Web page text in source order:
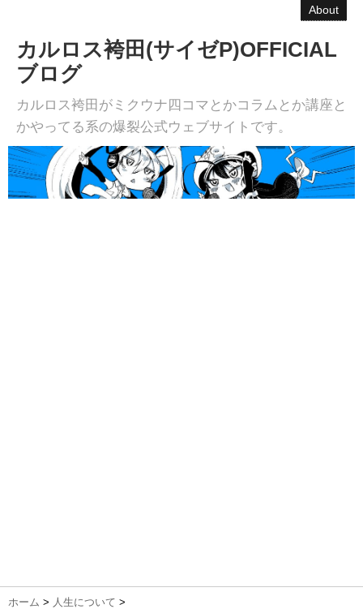
About
カルロス袴田(サイゼP)OFFICIAL
ブログ
カルロス袴田がミクウナ四コマとかコラムとか講座と
かやってる系の爆裂公式ウェブサイトです。
ホーム > 人生について >